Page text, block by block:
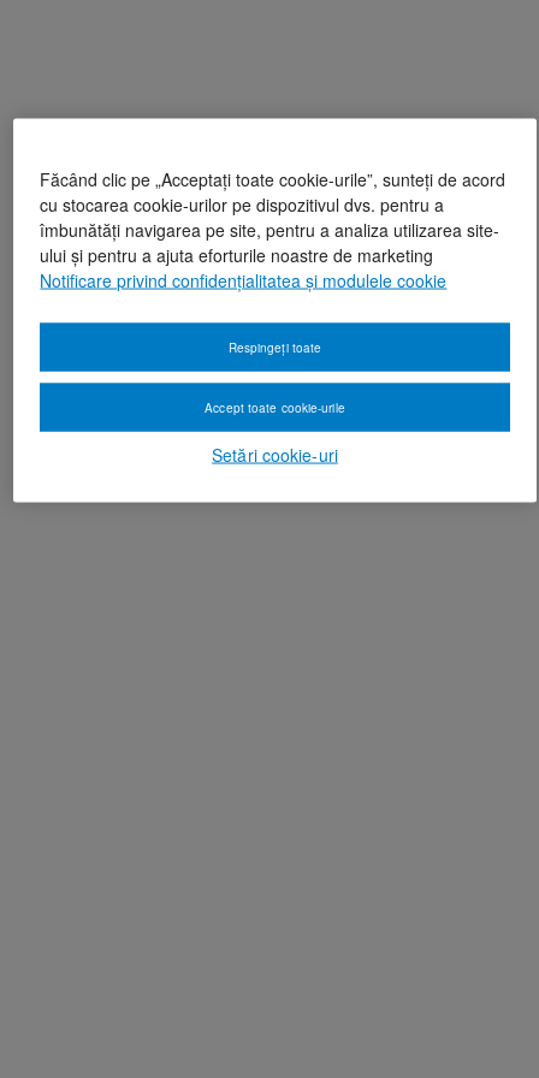
Făcând clic pe „Acceptați toate cookie-urile”, sunteți de acord
cu stocarea cookie-urilor pe dispozitivul dvs. pentru a
îmbunătăți navigarea pe site, pentru a analiza utilizarea site-
ului și pentru a ajuta eforturile noastre de marketing
Notificare privind confidențialitatea și modulele cookie
Setări cookie-uri
Respingeți toate
Accept toate cookie-urile